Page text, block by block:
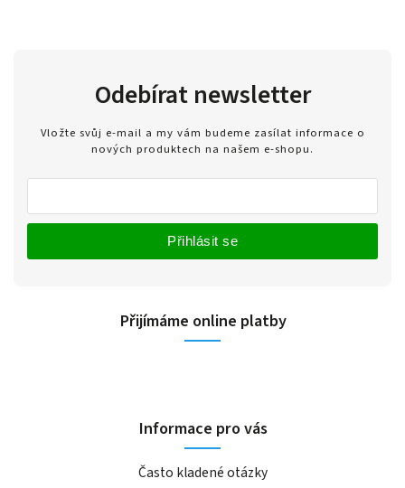
Odebírat newsletter
Vložte svůj e-mail a my vám budeme zasílat informace o
nových produktech na našem e-shopu.
Přihlásit se
Přijímáme online platby
Informace pro vás
Často kladené otázky